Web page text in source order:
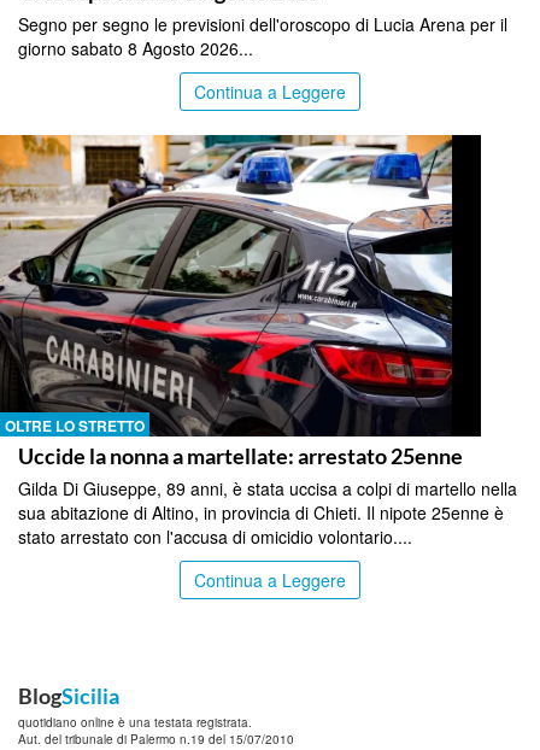
Segno per segno le previsioni dell'oroscopo di Lucia Arena per il
giorno sabato 8 Agosto 2026...
Continua a Leggere
OLTRE LO STRETTO
Uccide la nonna a martellate: arrestato 25enne
Gilda Di Giuseppe, 89 anni, è stata uccisa a colpi di martello nella
sua abitazione di Altino, in provincia di Chieti. Il nipote 25enne è
stato arrestato con l'accusa di omicidio volontario....
Continua a Leggere
BlogSicilia
quotidiano online è una testata registrata.
Aut. del tribunale di Palermo n.19 del 15/07/2010